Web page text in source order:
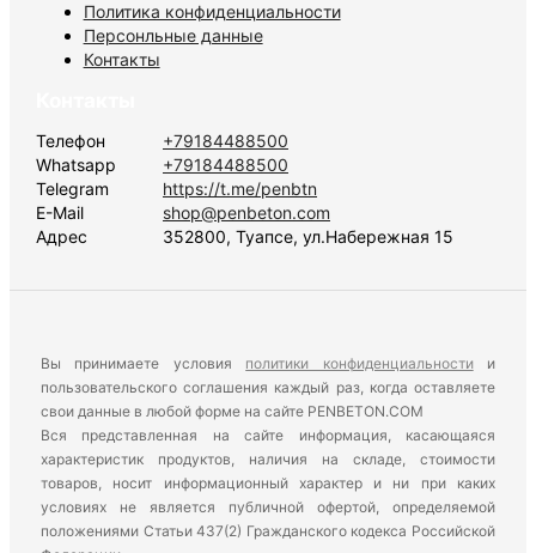
Политика конфиденциальности
Персонльные данные
Контакты
Телефон
+79184488500
Whatsapp
+79184488500
Telegram
https://t.me/penbtn
E-Mail
shop@penbeton.com
Адрес
352800, Туапсе, ул.Набережная 15
Вы принимаете условия политики конфиденциальностии
пользовательского соглашения каждый раз, когда оставляете
свои данные в любой форме на сайте PENBETON.COM
Вся представленная на сайте информация, касающаяся
характеристик продуктов, наличия на складе, стоимости
товаров, носит информационный характер и ни при каких
условиях не является публичной офертой, определяемой
положениями Статьи 437(2) Гражданского кодекса Российской